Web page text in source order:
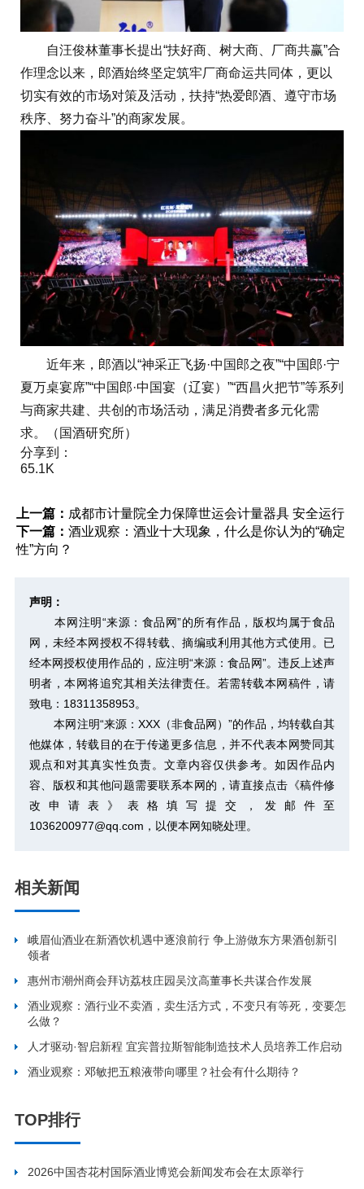
自汪俊林董事长提出“扶好商、树大商、厂商共赢”合
作理念以来，郎酒始终坚定筑牢厂商命运共同体，更以
切实有效的市场对策及活动，扶持“热爱郎酒、遵守市场
秩序、努力奋斗”的商家发展。
近年来，郎酒以“神采正飞扬·中国郎之夜”“中国郎·宁
夏万桌宴席”“中国郎·中国宴（辽宴）”“西昌火把节”等系列
与商家共建、共创的市场活动，满足消费者多元化需
求。（国酒研究所）
分享到：
65.1K
上一篇： 成都市计量院全力保障世运会计量器具 安全运行
下一篇： 酒业观察：酒业十大现象，什么是你认为的“确定
性”方向？
声明：
本网注明“来源：食品网”的所有作品，版权均属于食品
网，未经本网授权不得转载、摘编或利用其他方式使用。已
经本网授权使用作品的，应注明“来源：食品网”。违反上述声
明者，本网将追究其相关法律责任。若需转载本网稿件，请
致电：18311358953。
本网注明“来源：XXX（非食品网）”的作品，均转载自其
他媒体，转载目的在于传递更多信息，并不代表本网赞同其
观点和对其真实性负责。文章内容仅供参考。如因作品内
容、版权和其他问题需要联系本网的，请直接点击 《稿件修
改申请表》 表格填写提交，发邮件至
1036200977@qq.com，以便本网知晓处理。
相关新闻
峨眉仙酒业在新酒饮机遇中逐浪前行 争上游做东方果酒创新引
领者
惠州市潮州商会拜访荔枝庄园吴汶高董事长共谋合作发展
酒业观察：酒行业不卖酒，卖生活方式，不变只有等死，变要怎
么做？
人才驱动·智启新程 宜宾普拉斯智能制造技术人员培养工作启动
酒业观察：邓敏把五粮液带向哪里？社会有什么期待？
TOP排行
2026中国杏花村国际酒业博览会新闻发布会在太原举行